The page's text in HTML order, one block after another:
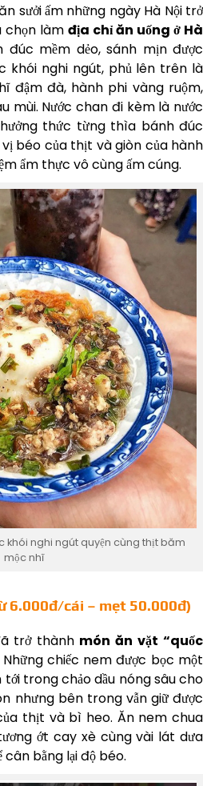
sưởi ấm những ngày Hà Nội trở
chọn làm địa chỉ ăn uống ở Hà
đúc mềm dẻo, sánh mịn được
khói nghi ngút, phủ lên trên là
đậm đà, hành phi vàng ruộm,
mùi. Nước chan đi kèm là nước
thức từng thìa bánh đúc
vị béo của thịt và giòn của hành
ẩm thực vô cùng ấm cúng.
khói nghi ngút quyện cùng thịt băm
mộc nhĩ
6.000đ/cái – mẹt 50.000đ)
trở thành món ăn vặt “quốc
chiếc nem được bọc một
trong chảo dầu nóng sâu cho
nhưng bên trong vẫn giữ được
thịt và bì heo. Ăn nem chua
ớt cay xè cùng vài lát dưa
bằng lại độ béo.